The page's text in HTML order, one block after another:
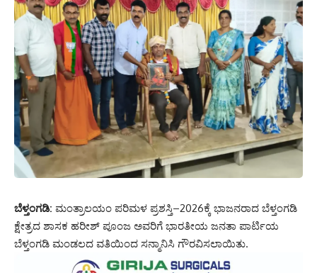
ಬೆಳ್ತಂಗಡಿ: ಮಂತ್ರಾಲಯಂ ಪರಿಮಳ ಪ್ರಶಸ್ತಿ–2026ಕ್ಕೆ ಭಾಜನರಾದ ಬೆಳ್ತಂಗಡಿ
ಕ್ಷೇತ್ರದ ಶಾಸಕ ಹರೀಶ್ ಪೂಂಜ ಅವರಿಗೆ ಭಾರತೀಯ ಜನತಾ ಪಾರ್ಟಿಯ
ಬೆಳ್ತಂಗಡಿ ಮಂಡಲದ ವತಿಯಿಂದ ಸನ್ಮಾನಿಸಿ ಗೌರವಿಸಲಾಯಿತು.